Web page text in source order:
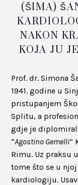
(ŠIMA)
NAKON
KOJA JU
Prof. dr. Simona
1941. godine u
pristupanjem
Splitu, a
gdje je
“Agostino Gemelli”
Rimu. Uz praksu
tome što se u
kardiologiju.